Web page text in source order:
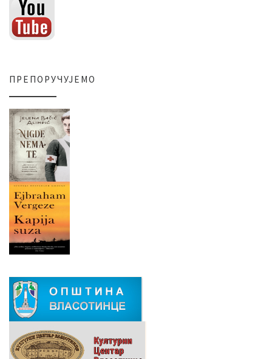
ПРЕПОРУЧУЈЕМО